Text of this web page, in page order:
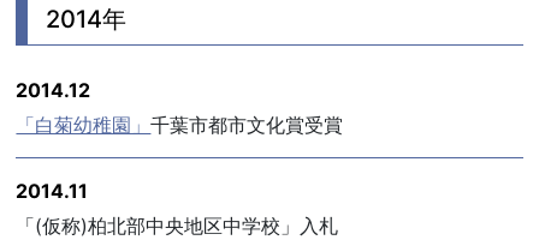
2014年
2014.12
「白菊幼稚園」千葉市都市文化賞受賞
2014.11
「(仮称)柏北部中央地区中学校」入札